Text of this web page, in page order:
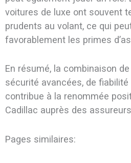
voitures de luxe ont souvent
prudents au volant, ce qui
favorablement les primes
En résumé, la combinaison
sécurité avancées, de
contribue à la renommée
Cadillac auprès des
Pages similaires: